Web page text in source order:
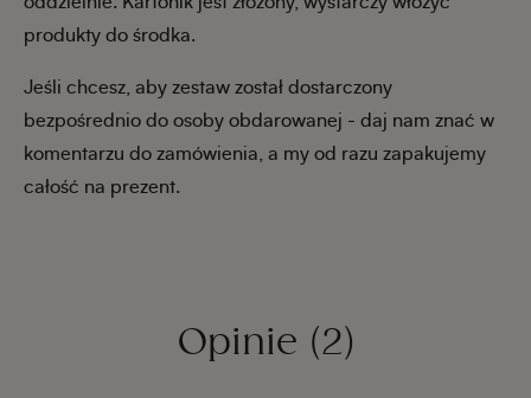
produkty do środka.
Jeśli chcesz, aby zestaw został dostarczony
bezpośrednio do osoby obdarowanej - daj nam znać w
komentarzu do zamówienia, a my od razu zapakujemy
całość na prezent.
Opinie (2)